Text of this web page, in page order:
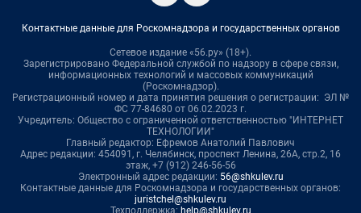
Контактные данные для Роскомнадзора и государственных органов
Сетевое издание «56.ру» (18+).
Зарегистрировано Федеральной службой по надзору в сфере связи,
информационных технологий и массовых коммуникаций
(Роскомнадзор).
Регистрационный номер и дата принятия решения о регистрации: ЭЛ №
ФС 77-84680 от 06.02.2023 г.
Учредитель: Общество с ограниченной ответственностью "ИНТЕРНЕТ
ТЕХНОЛОГИИ"
Главный редактор: Ефремов Анатолий Павлович
Адрес редакции: 454091, г. Челябинск, проспект Ленина, 26А, стр.2, 16
этаж, +7 (912) 246-56-56
Электронный адрес редакции: 56@shkulev.ru
Контактные данные для Роскомнадзора и государственных органов:
juristchel@shkulev.ru
Техподдержка: help@shkulev.ru